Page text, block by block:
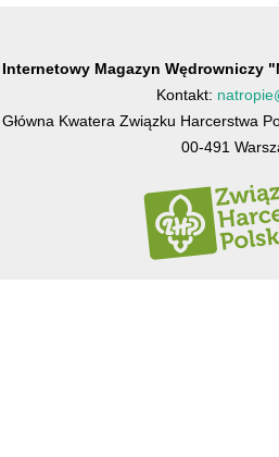
Internetowy Magazyn Wędrowniczy
Kontakt:
Główna Kwatera Związku Harcerstwa
00-491